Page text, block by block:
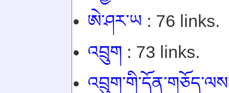
ཨེ་ཤར་ཡ : 76 links.
འབྲུག : 73 links.